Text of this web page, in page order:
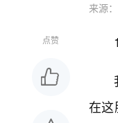
来源
点赞
在这